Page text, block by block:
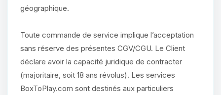
géographique.
Toute commande de service implique l’acceptation
sans réserve des présentes CGV/CGU. Le Client
déclare avoir la capacité juridique de contracter
(majoritaire, soit 18 ans révolus). Les services
BoxToPlay.com sont destinés aux particuliers